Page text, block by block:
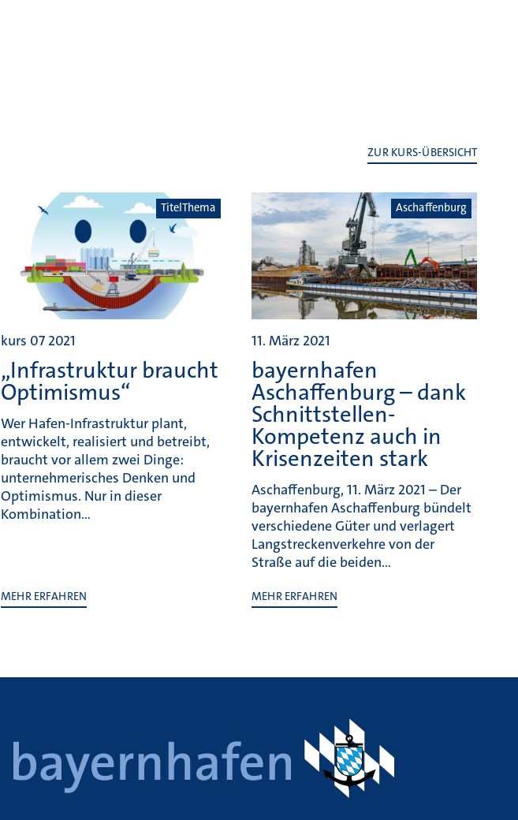
ZUR KURS-ÜBERSICHT
TitelThema
kurs 07 2021
„Infrastruktur braucht
Optimismus“
Wer Hafen-Infrastruktur plant,
entwickelt, realisiert und betreibt,
braucht vor allem zwei Dinge:
unternehmerisches Denken und
Optimismus. Nur in dieser
Kombination…
MEHR ERFAHREN
Aschaffenburg
11. März 2021
bayernhafen
Aschaffenburg – dank
Schnittstellen-
Kompetenz auch in
Krisenzeiten stark
Aschaffenburg, 11. März 2021 – Der
bayernhafen Aschaffenburg bündelt
verschiedene Güter und verlagert
Langstreckenverkehre von der
Straße auf die beiden…
MEHR ERFAHREN